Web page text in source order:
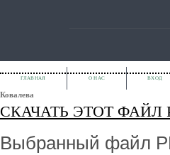
ГЛАВНАЯ О НАС ВХОД
Ковалева
СКАЧАТЬ ЭТОТ ФАЙЛ
Выбранный файл